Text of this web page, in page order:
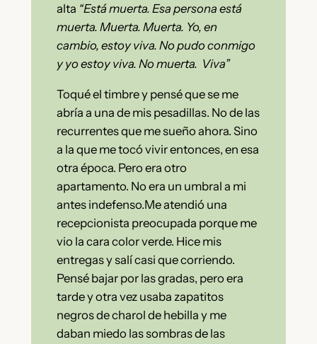
alta “Está muerta. Esa persona está
muerta. Muerta. Muerta. Yo, en
cambio, estoy viva. No pudo conmigo
y yo estoy viva. No muerta. Viva”
Toqué el timbre y pensé que se me
abría a una de mis pesadillas. No de las
recurrentes que me sueño ahora. Sino
a la que me tocó vivir entonces, en esa
otra época. Pero era otro
apartamento. No era un umbral a mi
antes indefenso.Me atendió una
recepcionista preocupada porque me
vio la cara color verde. Hice mis
entregas y salí casi que corriendo.
Pensé bajar por las gradas, pero era
tarde y otra vez usaba zapatitos
negros de charol de hebilla y me
daban miedo las sombras de las